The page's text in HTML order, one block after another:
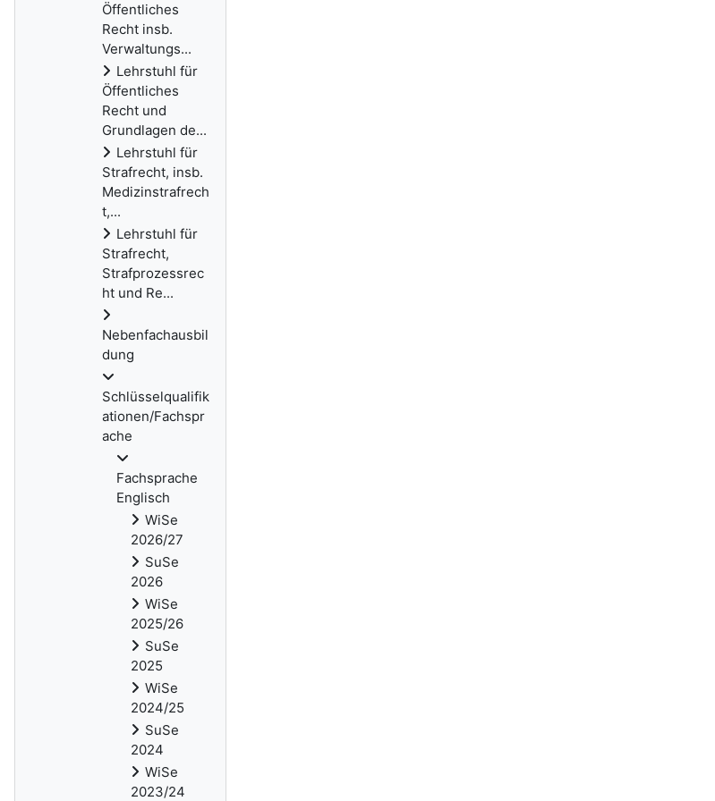
Öffentliches
Recht insb.
Verwaltungs...
Lehrstuhl für
Öffentliches
Recht und
Grundlagen de...
Lehrstuhl für
Strafrecht, insb.
Medizinstrafrech
t,...
Lehrstuhl für
Strafrecht,
Strafprozessrec
ht und Re...
Nebenfachausbil
dung
Schlüsselqualifik
ationen/Fachspr
ache
Fachsprache
Englisch
WiSe
2026/27
SuSe
2026
WiSe
2025/26
SuSe
2025
WiSe
2024/25
SuSe
2024
WiSe
2023/24